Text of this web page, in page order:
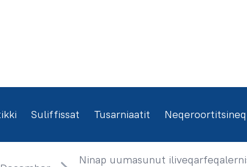
Suliffissat Tusarniaatit Neqeroortitsineq
Ninap uumasunut